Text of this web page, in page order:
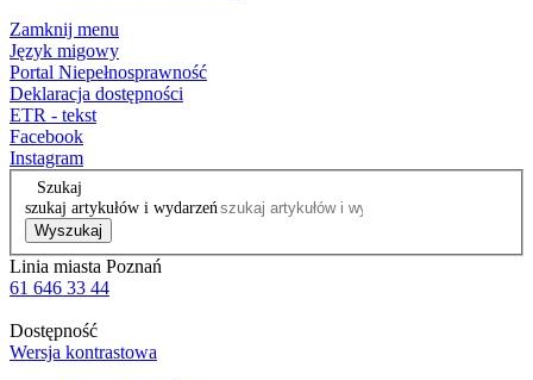
Zamknij menu
Język migowy
Portal Niepełnosprawność
Deklaracja dostępności
ETR - tekst
Facebook
Instagram
Szukaj
szukaj artykułów i wydarzeń
Wyszukaj
Linia miasta Poznań
61 646 33 44
Dostępność
Wersja kontrastowa